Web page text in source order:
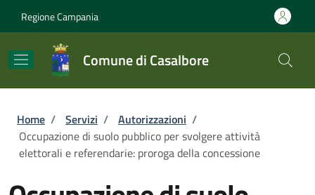
Regione Campania
Comune di Casalbore
Briciole di pane
Home / Servizi / Autorizzazioni /
Occupazione di suolo pubblico per svolgere attività
elettorali e referendarie: proroga della concessione